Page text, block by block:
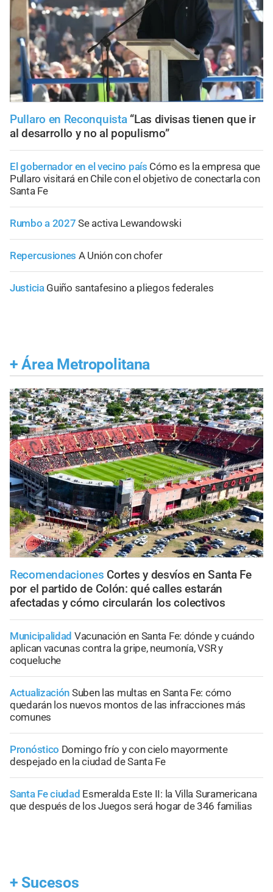
Pullaro en Reconquista “Las divisas tienen que ir
al desarrollo y no al populismo”
El gobernador en el vecino país Cómo es la empresa que
Pullaro visitará en Chile con el objetivo de conectarla con
Santa Fe
Rumbo a 2027 Se activa Lewandowski
Repercusiones A Unión con chofer
Justicia Guiño santafesino a pliegos federales
+ Área Metropolitana
Recomendaciones Cortes y desvíos en Santa Fe
por el partido de Colón: qué calles estarán
afectadas y cómo circularán los colectivos
Municipalidad Vacunación en Santa Fe: dónde y cuándo
aplican vacunas contra la gripe, neumonía, VSR y
coqueluche
Actualización Suben las multas en Santa Fe: cómo
quedarán los nuevos montos de las infracciones más
comunes
Pronóstico Domingo frío y con cielo mayormente
despejado en la ciudad de Santa Fe
Santa Fe ciudad Esmeralda Este II: la Villa Suramericana
que después de los Juegos será hogar de 346 familias
+ Sucesos